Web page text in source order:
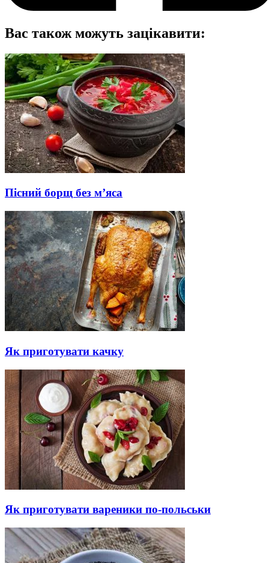
Вас також можуть зацікавити:
Пісний борщ без м’яса
Як приготувати качку
Як приготувати вареники по-польськи